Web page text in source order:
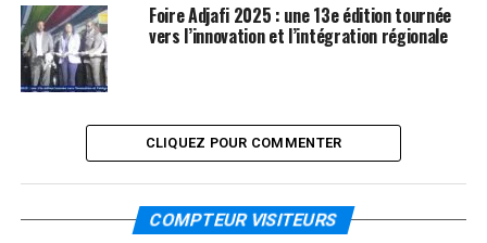
Foire Adjafi 2025 : une 13e édition tournée
vers l’innovation et l’intégration régionale
CLIQUEZ POUR COMMENTER
COMPTEUR VISITEURS